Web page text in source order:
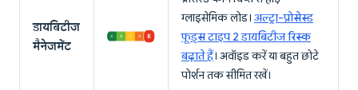
डायबिटीज
मैनेजमेंट
ग्लाइसेमिक लोड। अल्ट्रा-प्रोसेस्ड
फूड्स टाइप 2 डायबिटीज रिस्क
बढ़ाते हैं। अवॉइड करें या बहुत छोटे
पोर्शन तक सीमित रखें।